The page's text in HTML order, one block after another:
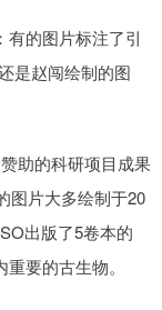
的图片标注了引
是赵闯绘制的图
助的科研项目成果
图片大多绘制于20
出版了5卷本的
要的古生物。